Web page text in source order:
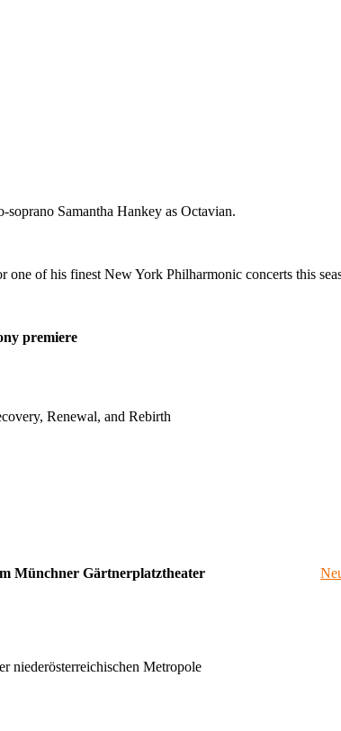
Samantha Hankey as Octavian.
of his finest New York Philharmonic concerts this
premiere
Renewal, and Rebirth
Hari“ im Münchner Gärtnerplatztheater
niederösterreichischen Metropole